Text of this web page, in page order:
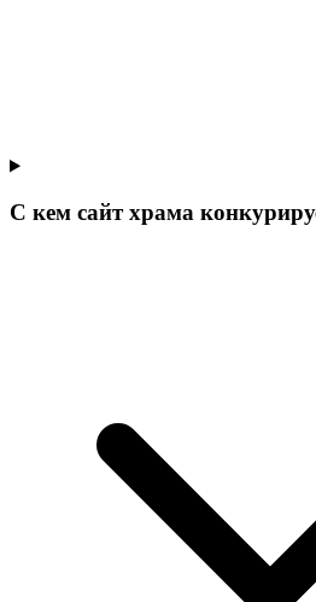
С кем сайт храма